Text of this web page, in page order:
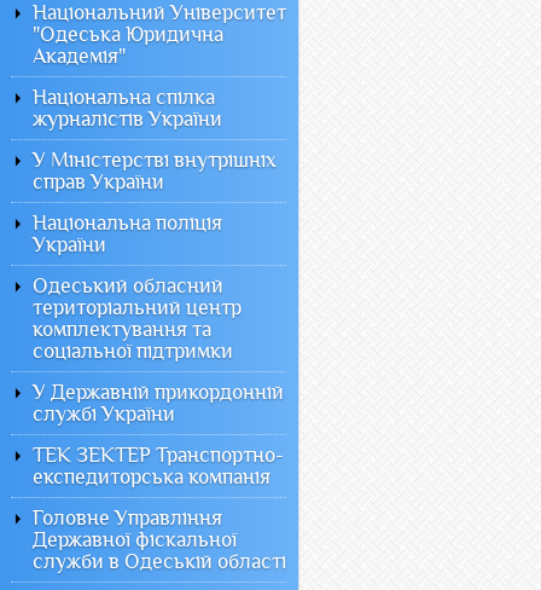
Національний Університет
"Одеська Юридична
Академія"
Національна спілка
журналістів України
У Міністерстві внутрішніх
справ України
Національна поліція
України
Одеський обласний
територіальний центр
комплектування та
соціальної підтримки
У Державній прикордонній
службі України
ТЕК ЗЕКТЕР Транспортно-
експедиторська компанія
Головне Управління
Державної фіскальної
служби в Одеській області